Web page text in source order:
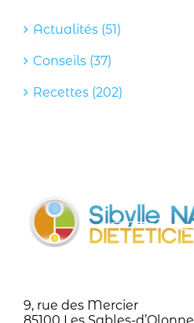
Actualités (51)
Conseils (37)
Recettes (202)
9, rue des Mercier